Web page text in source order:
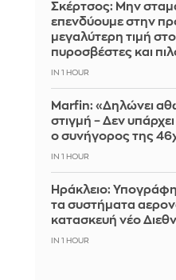
Σκέρτσος: Μην
επενδύουμε στην
μεγαλύτερη τιμή
πυροσβέστες και
IN 1 HOUR
Marfin: «Δηλώνει
στιγμή – Δεν
ο συνήγορος της
IN 1 HOUR
Ηράκλειο:
τα συστήματα
κατασκευή νέο
IN 1 HOUR